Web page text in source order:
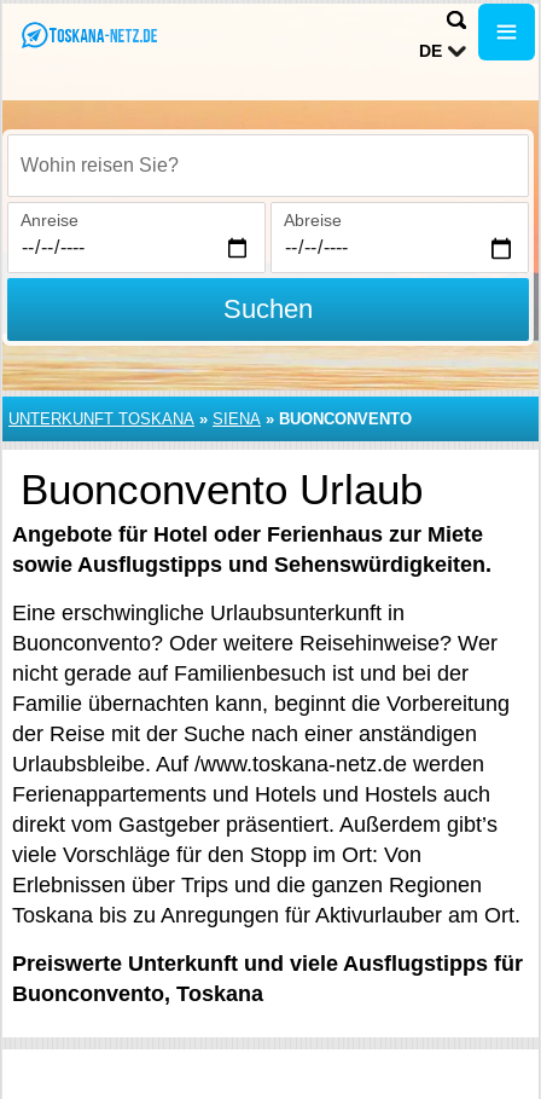
DE
Wohin reisen Sie?
Anreise Abreise
Suchen
UNTERKUNFT TOSKANA » SIENA » BUONCONVENTO
Buonconvento Urlaub
Angebote für Hotel oder Ferienhaus zur Miete
sowie Ausflugstipps und Sehenswürdigkeiten.
Eine erschwingliche Urlaubsunterkunft in
Buonconvento? Oder weitere Reisehinweise? Wer
nicht gerade auf Familienbesuch ist und bei der
Familie übernachten kann, beginnt die Vorbereitung
der Reise mit der Suche nach einer anständigen
Urlaubsbleibe. Auf /www.toskana-netz.de werden
Ferienappartements und Hotels und Hostels auch
direkt vom Gastgeber präsentiert. Außerdem gibt’s
viele Vorschläge für den Stopp im Ort: Von
Erlebnissen über Trips und die ganzen Regionen
Toskana bis zu Anregungen für Aktivurlauber am Ort.
Preiswerte Unterkunft und viele Ausflugstipps für
Buonconvento, Toskana